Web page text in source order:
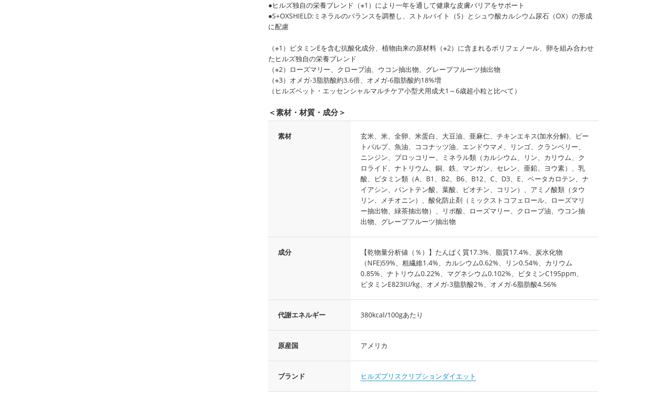
●ヒルズ独自の栄養ブレンド（※1）により一年を通して健康な皮膚バリアをサポート
●S+OXSHIELD:ミネラルのバランスを調整し、ストルバイト（S）とシュウ酸カルシウム尿石（OX）の形成
に配慮
（※1）ビタミンEを含む抗酸化成分、植物由来の原材料（※2）に含まれるポリフェノール、卵を組み合わせ
たヒルズ独自の栄養ブレンド
（※2）ローズマリー、クローブ油、ウコン抽出物、グレープフルーツ抽出物
（※3）オメガ-3脂肪酸約3.6倍、オメガ-6脂肪酸約18%増
（ヒルズベット・エッセンシャルマルチケア小型犬用成犬1～6歳超小粒と比べて）
＜素材・材質・成分＞
素材
玄米、米、全卵、米蛋白、大豆油、亜麻仁、チキンエキス(加水分解)、ビー
トパルプ、魚油、ココナッツ油、エンドウマメ、リンゴ、クランベリー、
ニンジン、ブロッコリー、ミネラル類（カルシウム、リン、カリウム、ク
ロライド、ナトリウム、銅、鉄、マンガン、セレン、亜鉛、ヨウ素）、乳
酸、ビタミン類（A、B1、B2、B6、B12、C、D3、E、ベータカロテン、ナ
イアシン、パントテン酸、葉酸、ビオチン、コリン）、アミノ酸類（タウ
リン、メチオニン）、酸化防止剤（ミックストコフェロール、ローズマリ
ー抽出物、緑茶抽出物）、リポ酸、ローズマリー、クローブ油、ウコン抽
出物、グレープフルーツ抽出物
成分
【乾物量分析値（％）】たんぱく質17.3%、脂質17.4%、炭水化物
（NFE)59%、粗繊維1.4%、カルシウム0.62%、リン0.54%、カリウム
0.85%、ナトリウム0.22%、マグネシウム0.102%、ビタミンC195ppm、
ビタミンE823IU/kg、オメガ-3脂肪酸2%、オメガ-6脂肪酸4.56%
代謝エネルギー 380kcal/100gあたり
原産国 アメリカ
ブランド ヒルズプリスクリプションダイエット